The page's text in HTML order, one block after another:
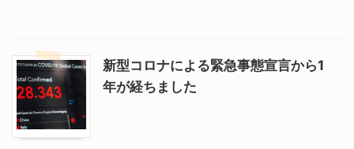
新型コロナによる緊急事態宣言から1
年が経ちました